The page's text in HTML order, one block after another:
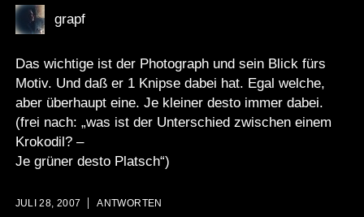
grapf
Das wichtige ist der Photograph und sein Blick fürs
Motiv. Und daß er 1 Knipse dabei hat. Egal welche,
aber überhaupt eine. Je kleiner desto immer dabei.
(frei nach: „was ist der Unterschied zwischen einem
Krokodil? –
Je grüner desto Platsch“)
JULI 28, 2007 ANTWORTEN